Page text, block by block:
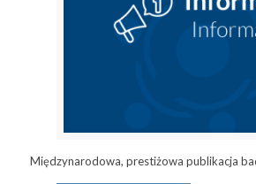
Międzynarodowa, prestiżowa publikacja